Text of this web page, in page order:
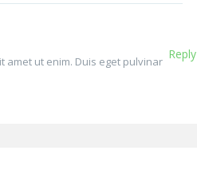
Reply
amet ut enim. Duis eget pulvinar